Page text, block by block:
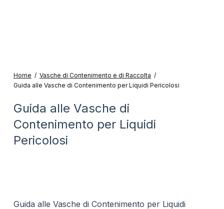
Home / Vasche di Contenimento e di Raccolta /
Guida alle Vasche di Contenimento per Liquidi Pericolosi
Guida alle Vasche di
Contenimento per Liquidi
Pericolosi
Guida alle Vasche di Contenimento per Liquidi